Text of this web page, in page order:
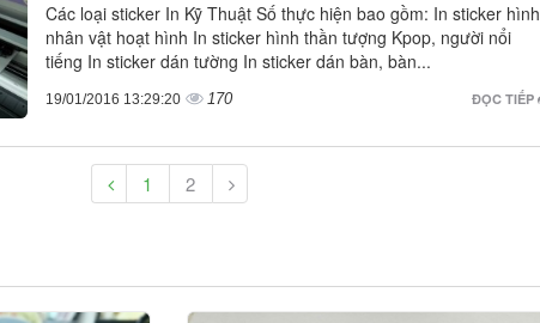
Các loại sticker In Kỹ Thuật Số thực hiện bao gồm: In sticker hình
nhân vật hoạt hình In sticker hình thần tượng Kpop, người nổi
tiếng In sticker dán tường In sticker dán bàn, bàn...
ĐỌC TIẾP
19/01/2016 13:29:20 170
1 2